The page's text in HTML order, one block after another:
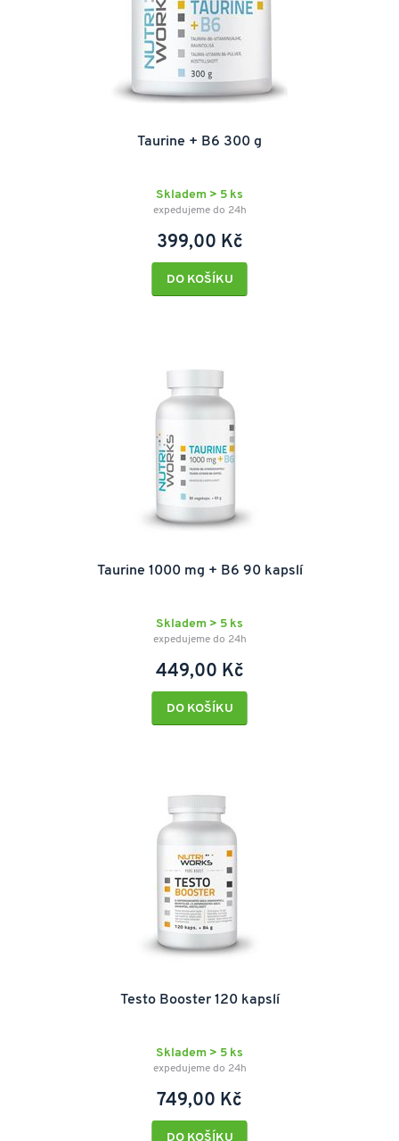
Taurine + B6 300 g
Skladem > 5 ks
expedujeme do 24h
399,00 Kč
DO KOŠÍKU
Taurine 1000 mg + B6 90 kapslí
Skladem > 5 ks
expedujeme do 24h
449,00 Kč
DO KOŠÍKU
Testo Booster 120 kapslí
Skladem > 5 ks
expedujeme do 24h
749,00 Kč
DO KOŠÍKU